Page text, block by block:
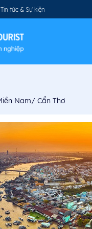
Tin tức & Sự kiện
Nam/ Cẩn Thơ